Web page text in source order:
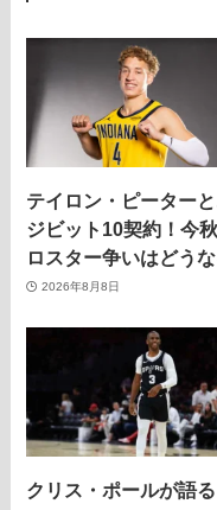
テイロン・ピーター
ジビット10契約！今
ロスター争いはどう
2026年8月8日
クリス・ポールが語